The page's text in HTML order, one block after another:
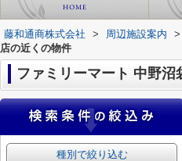
藤和通商株式会社 > 周辺施設案内 >
店の近くの物件
ファミリーマート 中野沼
種別で絞り込む